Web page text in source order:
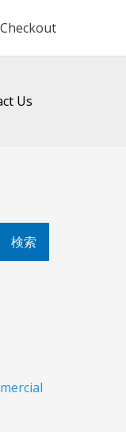
Checkout
Us
検索